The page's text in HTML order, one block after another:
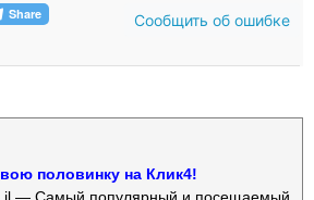
Сообщить об ошибке
половинку на Клик4!